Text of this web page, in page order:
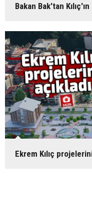
Bakan Bak'tan
Ekrem Kılıç